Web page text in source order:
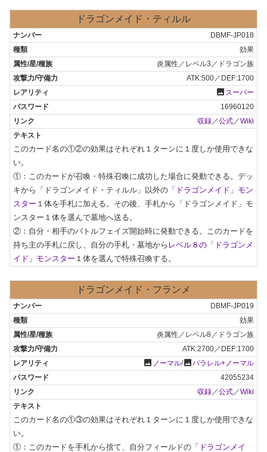
ドラゴンメイド・ティルル
DBMF-JP018
効果
炎属性／レベル3／ドラゴン族
ATK:500／DEF:1700
photo スーパー
16960120
収録／公式／Wiki
このカード名の①②の効果はそれぞれ１ターンに１度しか使用できな
い。
①：このカードが召喚・特殊召喚に成功した場合に発動できる。デッ
キから「ドラゴンメイド・ティルル」以外の 「ドラゴンメイド」モン
スター １体を手札に加える。その後、手札から「ドラゴンメイド」モ
ンスター１体を選んで墓地へ送る。
②：自分・相手のバトルフェイズ開始時に発動できる。このカードを
持ち主の手札に戻し、自分の手札・墓地から レベル８の「ドラゴンメ
イド」モンスター １体を選んで特殊召喚する。
ドラゴンメイド・フランメ
DBMF-JP019
効果
炎属性／レベル8／ドラゴン族
ATK:2700／DEF:1700
photo ノーマル/photoパラレル+ノーマル
42055234
収録 ／公式 ／Wiki
このカード名の①③の効果はそれぞれ１ターンに１度しか使用できな
い。
①：このカードを手札から捨て、自分フィールドの 「ドラゴンメイ